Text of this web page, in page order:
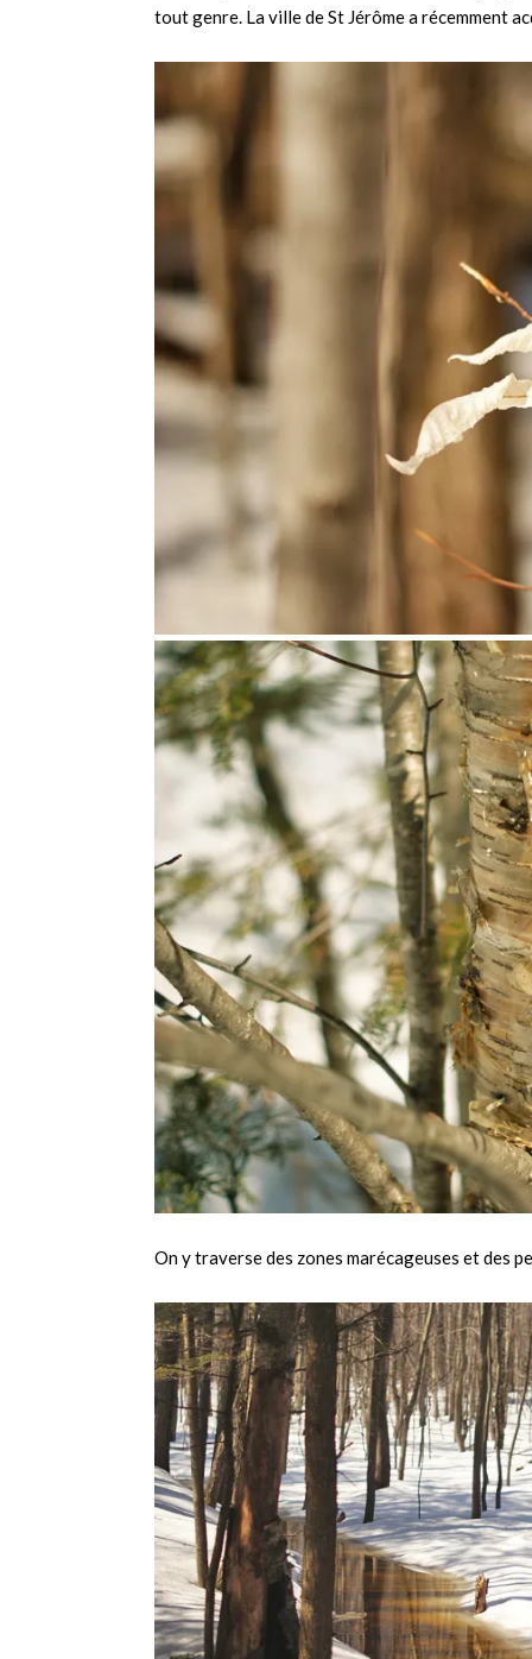
tout genre. La ville de St Jérôme a récemment
On y traverse des zones marécageuses et des